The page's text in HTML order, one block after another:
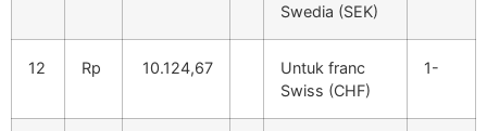
Swedia (SEK)
12 Rp 10.124,67
Untuk franc
Swiss (CHF)
1-